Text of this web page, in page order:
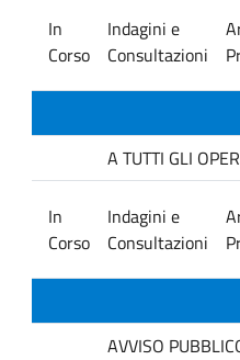
In
Corso
Indagini e
Consultazioni
A TUTTI GLI
In
Corso
Indagini e
Consultazioni
AVVISO